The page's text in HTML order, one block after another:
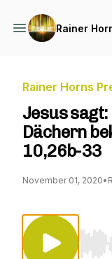
Rainer
Rainer Horns
Jesus sagt:
Dächern
10,26b-33
November 01, 2020•
Use